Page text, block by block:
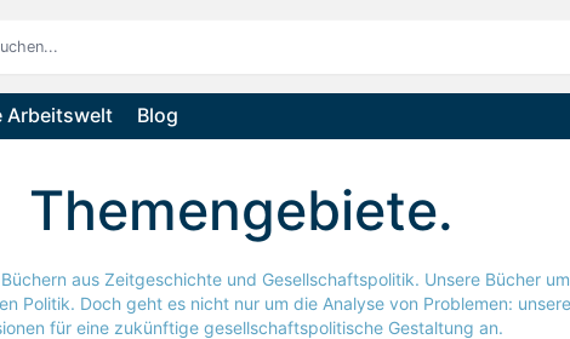
Arbeitswelt Blog
Themengebiete
aus Zeitgeschichte und Gesellschaftspolitik. Unsere Bücher
Politik. Doch geht es nicht nur um die Analyse von Problemen:
für eine zukünftige gesellschaftspolitische Gestaltung an.